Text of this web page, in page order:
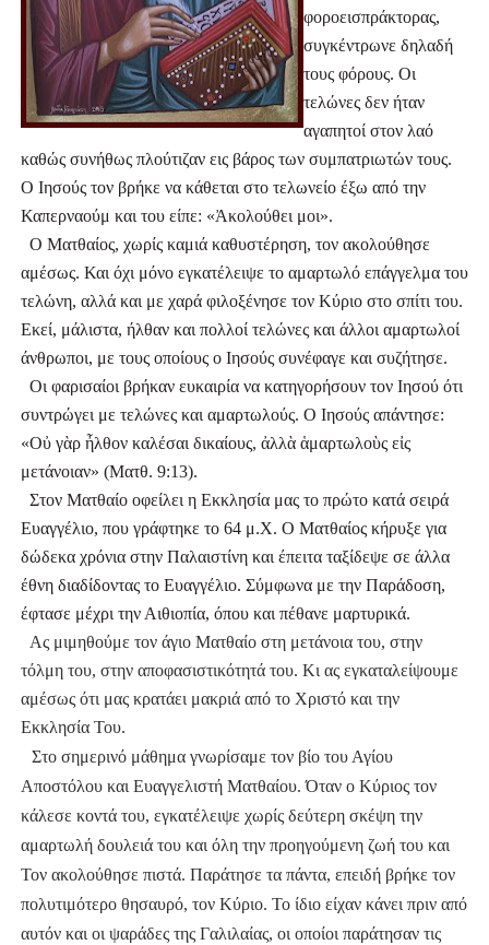
φοροεισπράκτορας,
συγκέντρωνε δηλαδή
τους φόρους. Οι
τελώνες δεν ήταν
αγαπητοί στον λαό
καθώς συνήθως πλούτιζαν εις βάρος των συμπατριωτών τους.
Ο Ιησούς τον βρήκε να κάθεται στο τελωνείο έξω από την
Καπερναούμ και του είπε: «Ἀκολούθει μοι».
αμέσως. Και όχι μόνο εγκατέλειψε το αμαρτωλό επάγγελμα του
τελώνη, αλλά και με χαρά φιλοξένησε τον Κύριο στο σπίτι του.
Εκεί, μάλιστα, ήλθαν και πολλοί τελώνες και άλλοι αμαρτωλοί
άνθρωποι, με τους οποίους ο Ιησούς συνέφαγε και συζήτησε.
συντρώγει με τελώνες και αμαρτωλούς. Ο Ιησούς απάντησε:
«Οὐ γὰρ ἦλθον καλέσαι δικαίους, ἀλλὰ ἁμαρτωλοὺς εἰς
μετάνοιαν» (Ματθ. 9:13).
Ευαγγέλιο, που γράφτηκε το 64 μ.Χ. Ο Ματθαίος κήρυξε για
δώδεκα χρόνια στην Παλαιστίνη και έπειτα ταξίδεψε σε άλλα
έθνη διαδίδοντας το Ευαγγέλιο. Σύμφωνα με την Παράδοση,
έφτασε μέχρι την Αιθιοπία, όπου και πέθανε μαρτυρικά.
  Ας μιμηθούμε τον άγιο Ματθαίο
στη μετάνοια του, στην
τόλμη του, στην αποφασιστικότητά του. Κι ας εγκαταλείψουμε
αμέσως ότι μας κρατάει μακριά από το Χριστό και την
Εκκλησία Του.
Στο σημερινό μάθημα γνωρίσαμε τον βίο του Αγίου
Αποστόλου και Ευαγγελιστή Ματθαίου. Όταν ο Κύριος τον
κάλεσε κοντά του, εγκατέλειψε χωρίς δεύτερη σκέψη την
αμαρτωλή δουλειά του και όλη την προηγούμενη ζωή του και
Τον ακολούθησε πιστά. Παράτησε τα πάντα, επειδή βρήκε τον
πολυτιμότερο θησαυρό, τον Κύριο. Το ίδιο είχαν κάνει πριν από
αυτόν και οι ψαράδες της Γαλιλαίας, οι οποίοι παράτησαν τις